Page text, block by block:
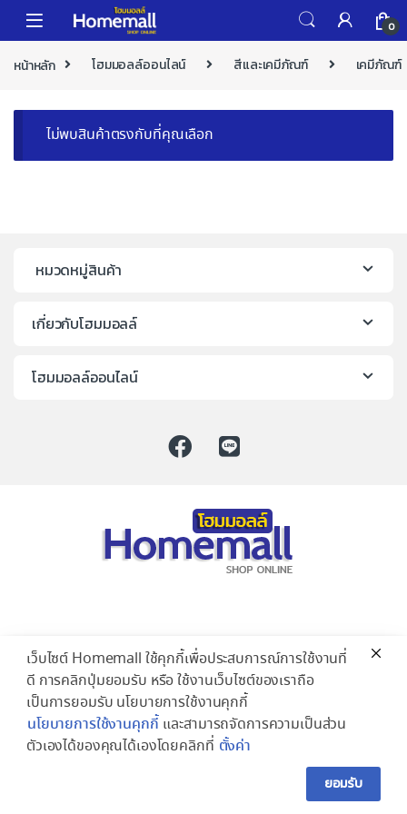
Skip to navigation
Skip to content
0
หน้าหลัก โฮมมอลล์ออนไลน์ สีและเคมีภัณฑ์ เคมีภัณฑ์
ไม่พบสินค้าตรงกับที่คุณเลือก
หมวดหมู่สินค้า
เกี่ยวกับโฮมมอลล์
โฮมมอลล์ออนไลน์
เว็บไซต์ Homemall ใช้คุกกี้เพื่อประสบการณ์การใช้งานที่
ดี การคลิกปุ่มยอมรับ หรือ ใช้งานเว็บไซต์ของเราถือ
เป็นการยอมรับ นโยบายการใช้งานคุกกี้
นโยบายการใช้งานคุกกี้ และสามารถจัดการความเป็นส่วน
ตัวเองได้ของคุณได้เองโดยคลิกที่ ตั้งค่า
ยอมรับ